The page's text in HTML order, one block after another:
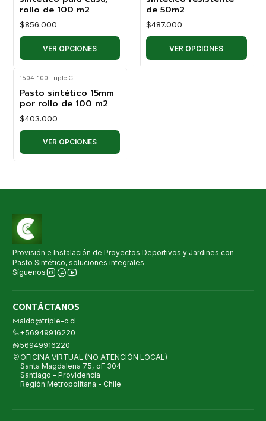
rollo de 100 m2
$856.000
VER OPCIONES
de 50m2
$487.000
VER OPCIONES
1504-100 Triple C
Pasto sintético 15mm
por rollo de 100 m2
$403.000
VER OPCIONES
Provisión e Instalación de Proyectos Deportivos y Jardines con
Pasto Sintético, soluciones integrales
Síguenos
CONTÁCTANOS
aldo@triple-c.cl
+56949916220
56949916220
OFICINA VIRTUAL (NO ATENCIÓN LOCAL)
Santa Magdalena 75, oF 304
Santiago - Providencia
Región Metropolitana - Chile